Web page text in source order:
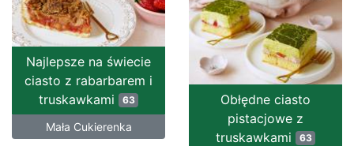
Najlepsze na świecie
ciasto z rabarbarem i
truskawkami
63
Mała Cukierenka
Obłędne ciasto
pistacjowe z
truskawkami
63